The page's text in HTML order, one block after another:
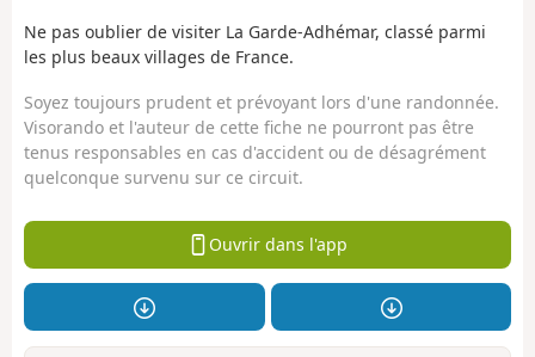
Ne pas oublier de visiter La Garde-Adhémar, classé parmi
les plus beaux villages de France.
Soyez toujours prudent et prévoyant lors d'une randonnée.
Visorando et l'auteur de cette fiche ne pourront pas être
tenus responsables en cas d'accident ou de désagrément
quelconque survenu sur ce circuit.
Ouvrir dans l'app